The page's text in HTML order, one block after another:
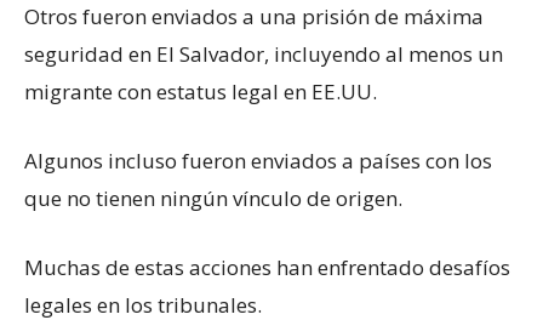
Otros fueron enviados a una prisión de máxima
seguridad en El Salvador, incluyendo al menos un
migrante con estatus legal en EE.UU.
Algunos incluso fueron enviados a países con los
que no tienen ningún vínculo de origen.
Muchas de estas acciones han enfrentado desafíos
legales en los tribunales.